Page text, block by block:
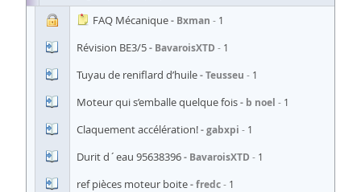
FAQ Mécanique Bxman 1
Révision BE3/5 BavaroisXTD 1
Tuyau de reniflard d’huile Teusseu 1
Moteur qui s’emballe quelque fois b noel 1
Claquement accélération! gabxpi 1
Durit d´eau 95638396 BavaroisXTD 1
ref pièces moteur boite fredc 1